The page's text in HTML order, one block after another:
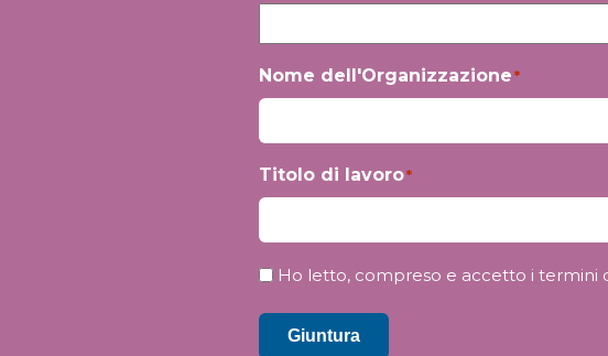
Nome dell'Organizzazione*
Titolo di lavoro*
Riservatezza*
Ho letto, compreso e accetto i termini
Giuntura